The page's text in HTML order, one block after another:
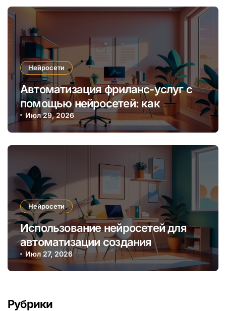
Нейросети
Автоматизация фриланс-услуг с
помощью нейросетей: как
увеличить доход и сократить
время
Июл 29, 2026
Нейросети
Использование нейросетей для
автоматизации создания
персонализированных онлайн-
курсов и образовательных
Июл 27, 2026
Рубрики